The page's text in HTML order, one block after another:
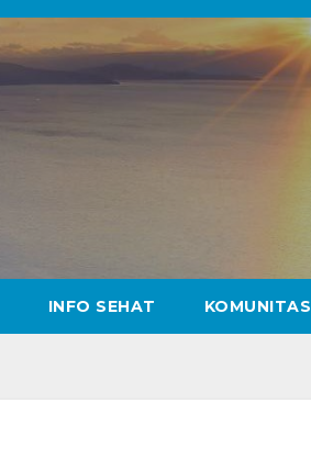
INFO SEHAT KOMUNITAS